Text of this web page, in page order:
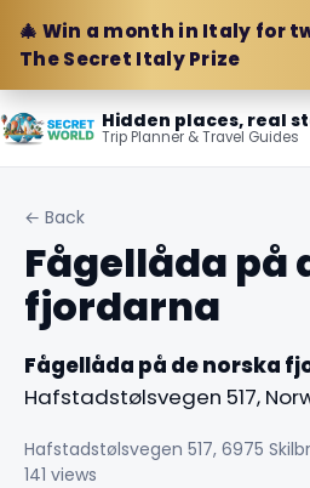
🎄 Win a month in Italy for
The Secret Italy Prize
Hidden places, real
Trip Planner & Travel Guides
← Back
Fågellåda på
fjordarna
Fågellåda på de norska
Hafstadstølsvegen 517,
Hafstadstølsvegen 517, 6975
141 views